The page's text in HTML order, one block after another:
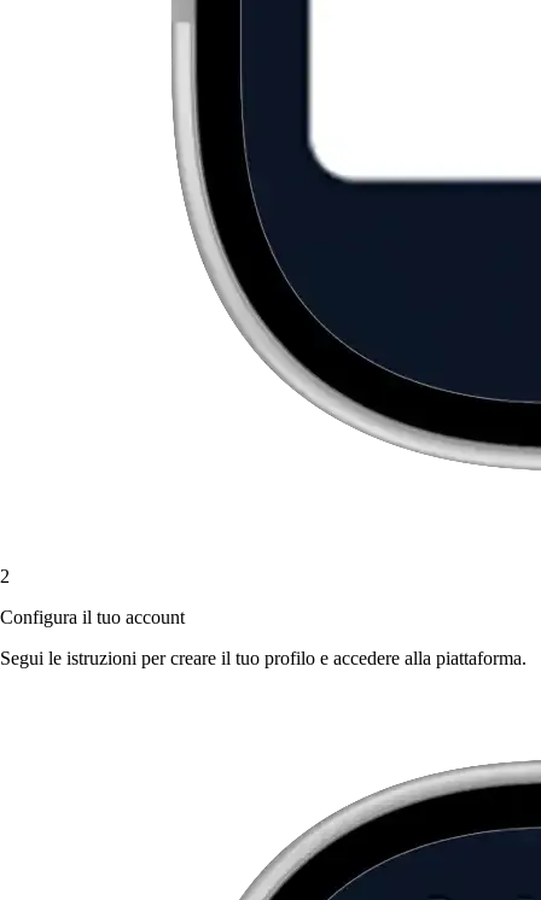
2
Configura il tuo account
Segui le istruzioni per creare il tuo profilo e accedere alla piattaforma.